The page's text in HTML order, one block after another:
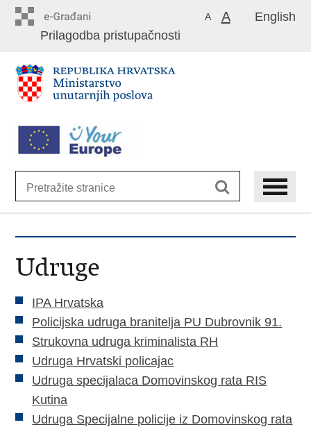
sadržaj
English
A A
Prilagodba pristupačnosti
Udruge
IPA Hrvatska
Policijska udruga branitelja PU Dubrovnik 91.
Strukovna udruga kriminalista RH
Udruga Hrvatski policajac
Udruga specijalaca Domovinskog rata RIS
Kutina
Udruga Specijalne policije iz Domovinskog rata